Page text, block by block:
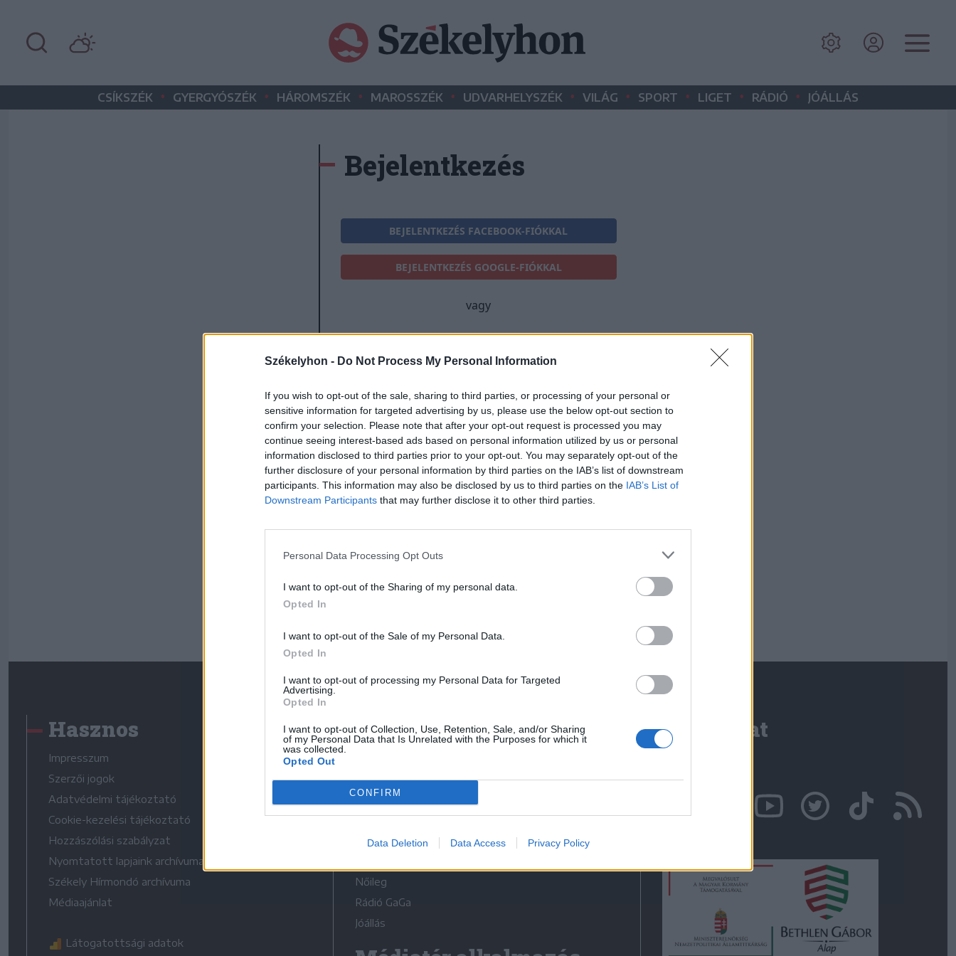
Székelyhon - Do Not Process My Personal Information
If you wish to opt-out of the sale, sharing to third parties, or processing of your personal or
sensitive information for targeted advertising by us, please use the below opt-out section to
confirm your selection. Please note that after your opt-out request is processed you may
continue seeing interest-based ads based on personal information utilized by us or personal
information disclosed to third parties prior to your opt-out. You may separately opt-out of the
further disclosure of your personal information by third parties on the IAB’s list of downstream
participants. This information may also be disclosed by us to third parties on the IAB’s List of
Downstream Participants that may further disclose it to other third parties.
Personal Data Processing Opt Outs
I want to opt-out of the Sharing of my personal data.
Opted In
I want to opt-out of the Sale of my Personal Data.
Opted In
I want to opt-out of processing my Personal Data for Targeted
Advertising.
Opted In
I want to opt-out of Collection, Use, Retention, Sale, and/or Sharing
of my Personal Data that Is Unrelated with the Purposes for which it
was collected.
Opted Out
CONFIRM
Data Deletion Data Access Privacy Policy
CSÍKSZÉK • GYERGYÓSZÉK • HÁROMSZÉK • MAROSSZÉK • UDVARHELYSZÉK • VILÁG • SPORT • LIGET • RÁDIÓ • JÓÁLLÁS
Bejelentkezés
BEJELENTKEZÉS FACEBOOK-FIÓKKAL
BEJELENTKEZÉS GOOGLE-FIÓKKAL
vagy
E-mail-cím
Jelszó
Elfelejtette a jelszavát?
BEJELENTKEZÉS
Hasznos
Impresszum
Szerzői jogok
Adatvédelmi tájékoztató
Cookie-kezelési tájékoztató
Hozzászólási szabályzat
Nyomtatott lapjaink archívuma
Székely Hírmondó archívuma
Médiaajánlat
Látogatottsági adatok
Médiatér
Liget
Krónika
Bihari Napló
Erdélyi Napló
Nőileg
Rádió GaGa
Jóállás
Kapcsolat